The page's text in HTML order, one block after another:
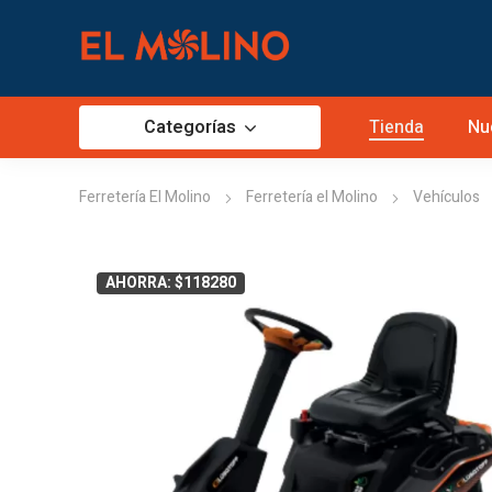
Categorías Tienda
Ferretería El Molino Ferretería el Molino Vehículos
AHORRA: $118280